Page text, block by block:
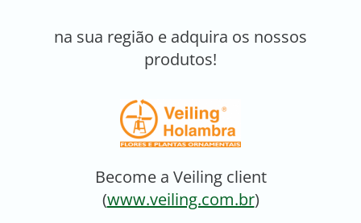
na sua região e adquira os nossos
produtos!
Become a Veiling client
(www.veiling.com.br)